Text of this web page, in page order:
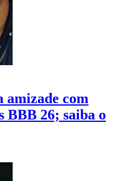
com
BBB 26; saiba o